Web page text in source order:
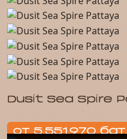
Dusit Sea Spire
от 5.551.970 бат.